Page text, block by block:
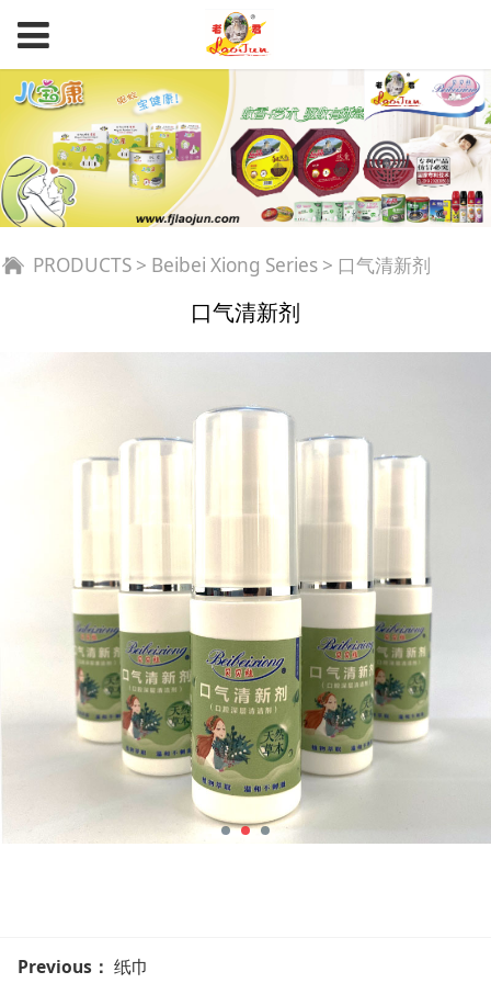
口气清新剂
PRODUCTS > Beibei Xiong Series > 口气清新剂
口气清新剂
Previous： 纸巾